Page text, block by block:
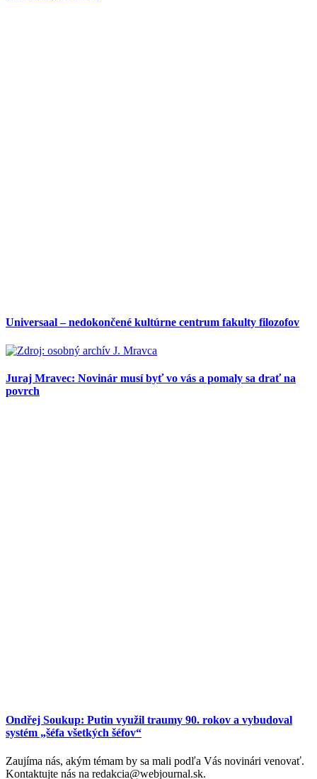
Universaal – nedokončené kultúrne centrum fakulty filozofov
Juraj Mravec: Novinár musí byť vo vás a pomaly sa drať na
povrch
Ondřej Soukup: Putin využil traumy 90. rokov a vybudoval
systém „šéfa všetkých šéfov“
Zaujíma nás, akým témam by sa mali podľa Vás novinári venovať.
Kontaktujte nás na redakcia@webjournal.sk.